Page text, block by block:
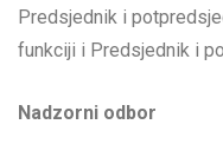
Predsjednik i
funkciji i Predsjednik i
Nadzorni odbor